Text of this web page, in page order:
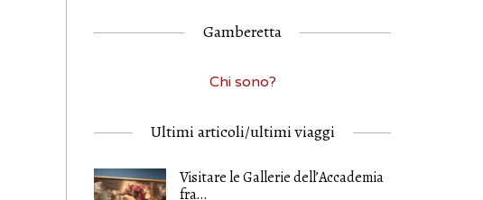
Gamberetta
Chi sono?
Ultimi articoli/ultimi viaggi
Visitare le Gallerie dell’Accademia
fra…